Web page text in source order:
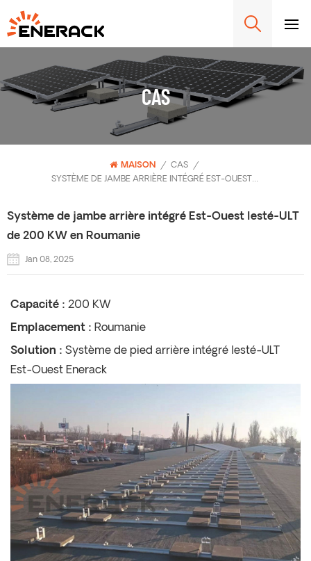
CAS
MAISON / CAS
/
SYSTÈME DE JAMBE ARRIÈRE INTÉGRÉ EST-OUEST LESTÉ-ULT DE 200 KW EN ROUMANIE
Système de jambe arrière intégré Est-Ouest lesté-ULT
de 200 KW en Roumanie
Jan 08, 2025
Capacité : 200 KW
Emplacement : Roumanie
Solution : Système de pied arrière intégré lesté-ULT
Est-Ouest Enerack